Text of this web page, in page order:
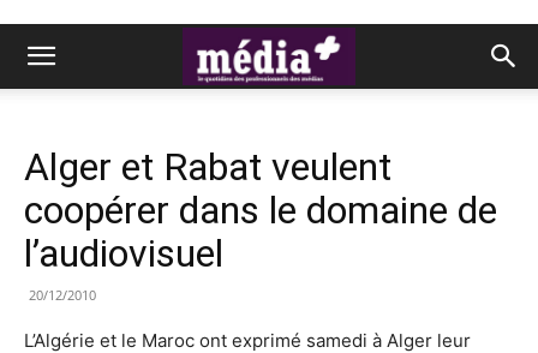
Alger et Rabat veulent
coopérer dans le domaine de
l’audiovisuel
20/12/2010
L’Algérie et le Maroc ont exprimé samedi à Alger leur